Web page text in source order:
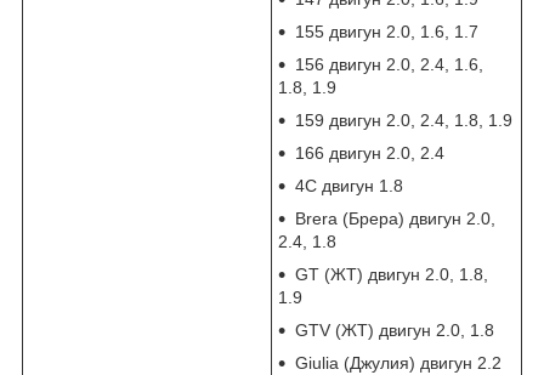
155 двигун 2.0, 1.6, 1.7
156 двигун 2.0, 2.4, 1.6,
1.8, 1.9
159 двигун 2.0, 2.4, 1.8, 1.9
166 двигун 2.0, 2.4
4C двигун 1.8
Brera (Брера) двигун 2.0,
2.4, 1.8
GT (ЖТ) двигун 2.0, 1.8,
1.9
GTV (ЖТ) двигун 2.0, 1.8
Giulia (Джулия) двигун 2.2